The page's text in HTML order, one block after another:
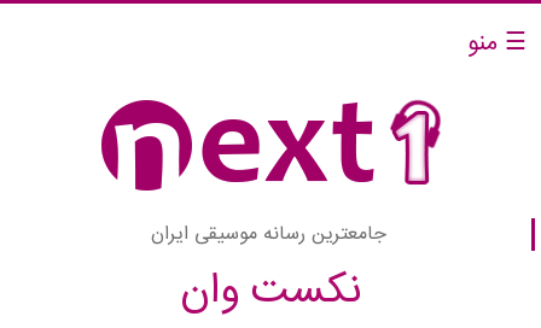
☰ منو
جامعترین رسانه موسیقی ایران
نکست وان